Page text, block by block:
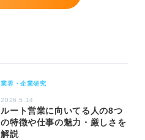
業界・企業研究
2026.5.14
ルート営業に向いてる人の8つ
の特徴や仕事の魅力・厳しさを
解説